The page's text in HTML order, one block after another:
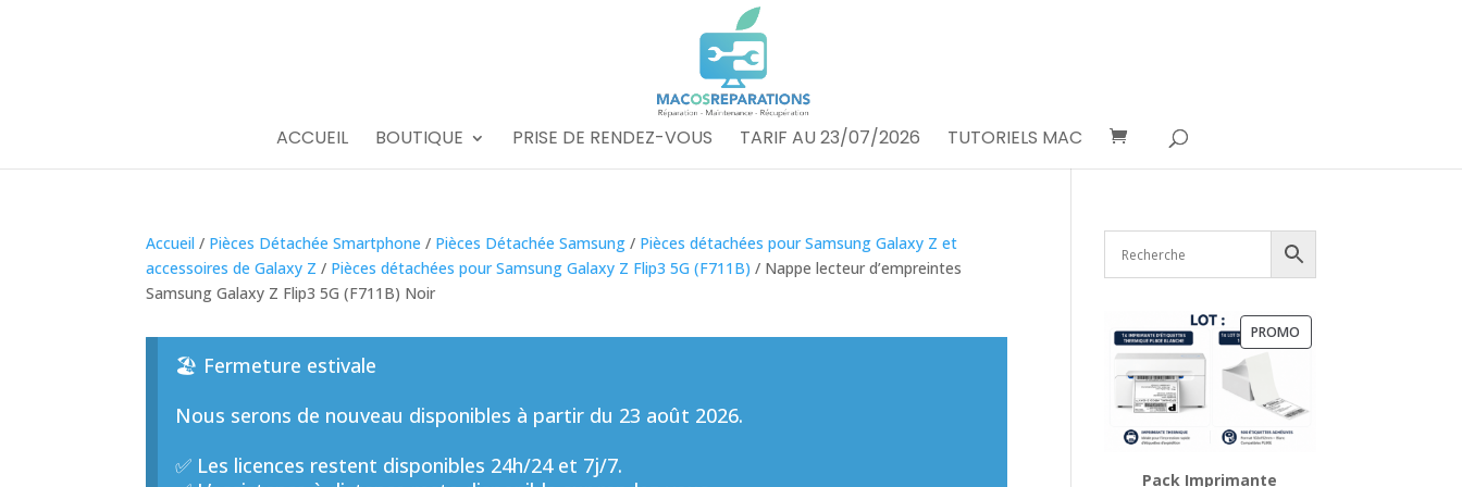
ACCUEIL BOUTIQUE PRISE DE RENDEZ-VOUS TARIF AU 23/07/2026 TUTORIELS MAC
Accueil / Pièces Détachée Smartphone / Pièces Détachée Samsung / Pièces détachées pour Samsung Galaxy Z et
accessoires de Galaxy Z / Pièces détachées pour Samsung Galaxy Z Flip3 5G (F711B) / Nappe lecteur d’empreintes
Samsung Galaxy Z Flip3 5G (F711B) Noir
🏖️ Fermeture estivale
Nous serons de nouveau disponibles à partir du 23 août 2026.
✅ Les licences restent disponibles 24h/24 et 7j/7.
PROMO
Pack Imprimante